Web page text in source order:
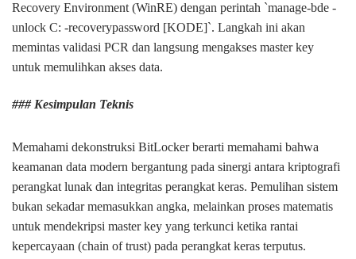
Recovery Environment (WinRE) dengan perintah `manage-bde -
unlock C: -recoverypassword [KODE]`. Langkah ini akan
memintas validasi PCR dan langsung mengakses master key
untuk memulihkan akses data.
### Kesimpulan Teknis
Memahami dekonstruksi BitLocker berarti memahami bahwa
keamanan data modern bergantung pada sinergi antara kriptografi
perangkat lunak dan integritas perangkat keras. Pemulihan sistem
bukan sekadar memasukkan angka, melainkan proses matematis
untuk mendekripsi master key yang terkunci ketika rantai
kepercayaan (chain of trust) pada perangkat keras terputus.